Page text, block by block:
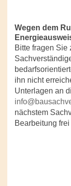
Wegen dem
Bitte fragen Sie
ihn nicht
Unterlagen an
nächstem
Bearbeitung frei